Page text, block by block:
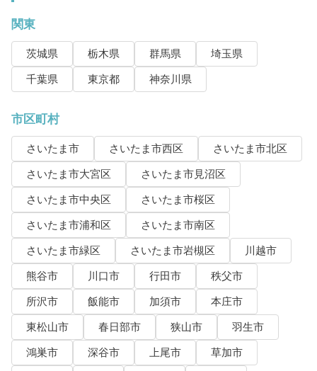
関東
茨城県 栃木県 群馬県
埼玉県
千葉県
東京都 神奈川県
市区町村
さいたま市 さいたま市西区
さいたま市北区
さいたま市大宮区
さいたま市見沼区
さいたま市中央区
さいたま市桜区
さいたま市浦和区
さいたま市南区
さいたま市緑区
さいたま市岩槻区
川越市
熊谷市
川口市 行田市
秩父市
所沢市
飯能市 加須市
本庄市
東松山市
春日部市 狭山市
羽生市
鴻巣市
深谷市 上尾市
草加市